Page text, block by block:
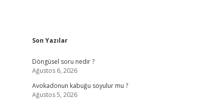
Sidebar
Son Yazılar
Döngüsel soru nedir ?
Ağustos 6, 2026
Avokadonun kabuğu soyulur mu ?
Ağustos 5, 2026